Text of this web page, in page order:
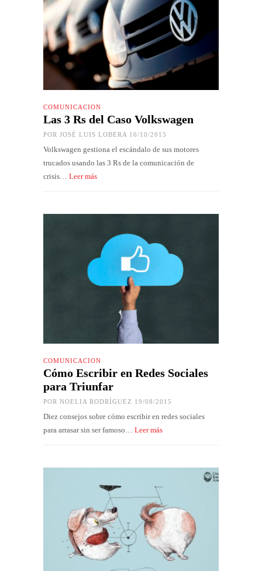
COMUNICACIÓN
Las 3 Rs del Caso Volkswagen
POR JOSÉ LUIS LOBERA 16/10/2015
Volkswagen gestiona el escándalo de sus motores
trucados usando las 3 Rs de la comunicación de
crisis… Leer más
COMUNICACIÓN
Cómo Escribir en Redes Sociales
para Triunfar
POR NOELIA RODRÍGUEZ 19/08/2015
Diez consejos sobre cómo escribir en redes sociales
para arrasar sin ser famoso… Leer más